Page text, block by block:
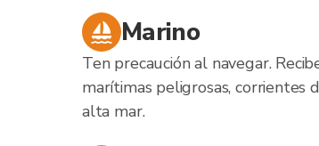
Marino
Ten precaución al navegar.
marítimas peligrosas, corrientes
alta mar.